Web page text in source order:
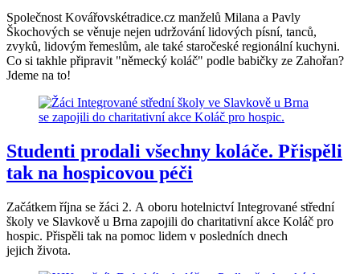
Společnost Kovářovskétradice.cz manželů Milana a Pavly
Škochových se věnuje nejen udržování lidových písní, tanců,
zvyků, lidovým řemeslům, ale také staročeské regionální kuchyni.
Co si takhle připravit "německý koláč" podle babičky ze Zahořan?
Jdeme na to!
Studenti prodali všechny koláče. Přispěli
tak na hospicovou péči
Začátkem října se žáci 2. A oboru hotelnictví Integrované střední
školy ve Slavkově u Brna zapojili do charitativní akce Koláč pro
hospic. Přispěli tak na pomoc lidem v posledních dnech
jejich života.